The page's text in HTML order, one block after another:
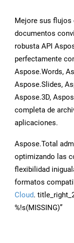
Mejore sus flujos
documentos
robusta API
perfectamente
Aspose.Words,
Aspose.Slides,
Aspose.3D,
completa de
aplicaciones.
Aspose.Total
optimizando las
flexibilidad
formatos
Cloud.
%!s(MISSING)”